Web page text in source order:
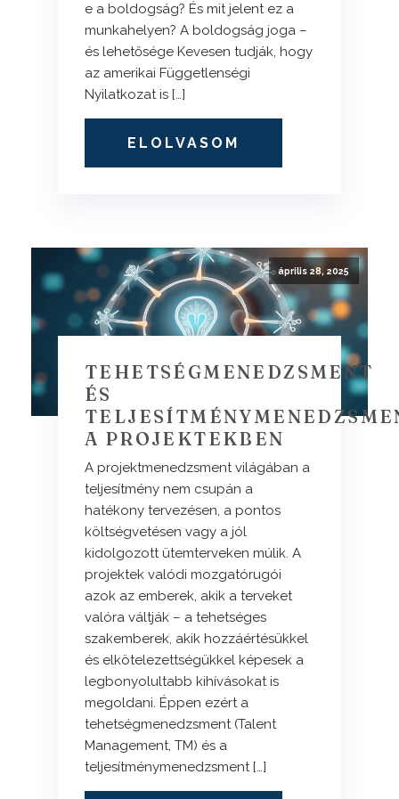
e a boldogság? És mit jelent ez a
munkahelyen? A boldogság joga –
és lehetősége Kevesen tudják, hogy
az amerikai Függetlenségi
Nyilatkozat is […]
ELOLVASOM
április 28, 2025
TEHETSÉGMENEDZSMENT
ÉS
A PROJEKTEKBEN
A projektmenedzsment világában a
teljesítmény nem csupán a
hatékony tervezésen, a pontos
költségvetésen vagy a jól
kidolgozott ütemterveken múlik. A
projektek valódi mozgatórugói
azok az emberek, akik a terveket
valóra váltják – a tehetséges
szakemberek, akik hozzáértésükkel
és elkötelezettségükkel képesek a
legbonyolultabb kihívásokat is
megoldani. Éppen ezért a
tehetségmenedzsment (Talent
Management, TM) és a
teljesítménymenedzsment […]